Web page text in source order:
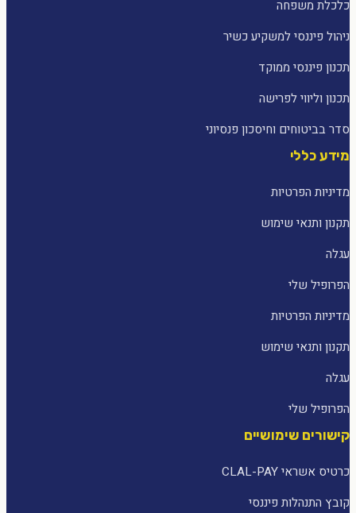
כלכלת משפחה
ניהול פיננסי למשקיע כשיר
תכנון פיננסי ממוקד
תכנון וליווי לפרישה
סדר בביטוחים וחיסכון פנסיוני
מידע כללי
מדיניות הפרטיות
תקנון ותנאי שימוש
עגלה
הפרופיל שלי
מדיניות הפרטיות
תקנון ותנאי שימוש
עגלה
הפרופיל שלי
קישורים שימושיים
כרטיס אשראי CLAL-PAY
קובץ התנהלות פיננסי